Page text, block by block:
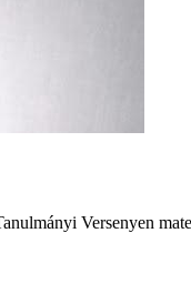
Versenyen